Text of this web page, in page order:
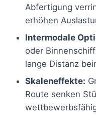
Abfertigung
erhöhen
Intermodale
oder
lange Distanz
Skaleneffekte:
Route senken